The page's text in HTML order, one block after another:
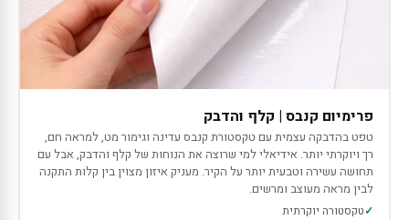
פרימיום קנבס | קלף והדבק
טפט בהדבקה עצמית עם טקסטורת קנבס עדינה וגימור מט, למראה חם,
רך ויוקרתי יותר. אידיאלי למי שרוצה את הנוחות של קלף והדבק, אבל עם
תחושה עשירה וטבעית יותר על הקיר. מעניק איזון מצוין בין קלות התקנה
לבין מראה מעוצב ומרשים.
טקסטורה יוקרתית